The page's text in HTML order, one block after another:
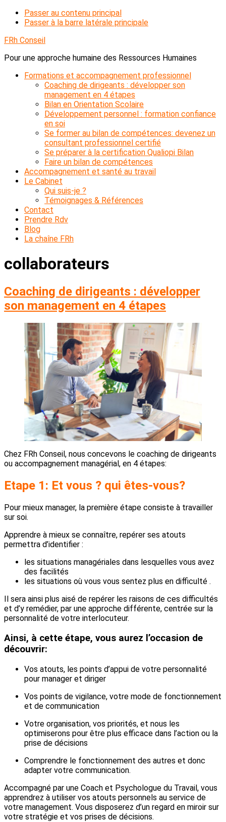
Passer au contenu principal
Passer à la barre latérale principale
FRh Conseil
Pour une approche humaine des Ressources Humaines
Formations et accompagnement professionnel
Coaching de dirigeants : développer son
management en 4 étapes
Bilan en Orientation Scolaire
Développement personnel : formation confiance
en soi
Se former au bilan de compétences: devenez un
consultant professionnel certifié
Se préparer à la certification Qualiopi Bilan
Faire un bilan de compétences
Accompagnement et santé au travail
Le Cabinet
Qui suis-je ?
Témoignages & Références
Contact
Prendre Rdv
Blog
La chaîne FRh
collaborateurs
Coaching de dirigeants : développer
son management en 4 étapes
Chez FRh Conseil, nous concevons le coaching de dirigeants
ou accompagnement managérial, en 4 étapes:
Etape 1: Et vous ? qui êtes-vous?
Pour mieux manager, la première étape consiste à travailler
sur soi.
Apprendre à mieux se connaître, repérer ses atouts
permettra d’identifier :
les situations managériales dans lesquelles vous avez
des facilités
les situations où vous vous sentez plus en difficulté .
Il sera ainsi plus aisé de repérer les raisons de ces difficultés
et d’y remédier, par une approche différente, centrée sur la
personnalité de votre interlocuteur.
Ainsi, à cette étape, vous aurez l’occasion de
découvrir:
Vos atouts, les points d’appui de votre personnalité
pour manager et diriger
Vos points de vigilance, votre mode de fonctionnement
et de communication
Votre organisation, vos priorités, et nous les
optimiserons pour être plus efficace dans l’action ou la
prise de décisions
Comprendre le fonctionnement des autres et donc
adapter votre communication.
Accompagné par une Coach et Psychologue du Travail, vous
apprendrez à utiliser vos atouts personnels au service de
votre management. Vous disposerez d’un regard en miroir sur
votre stratégie et vos prises de décisions.